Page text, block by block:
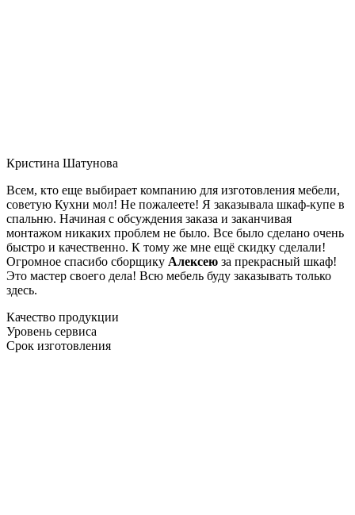
Кристина Шатунова
Всем, кто еще выбирает компанию для изготовления мебели,
советую Кухни мол! Не пожалеете! Я заказывала шкаф-купе в
спальню. Начиная с обсуждения заказа и заканчивая
монтажом никаких проблем не было. Все было сделано очень
быстро и качественно. К тому же мне ещё скидку сделали!
Огромное спасибо сборщику Алексею за прекрасный шкаф!
Это мастер своего дела! Всю мебель буду заказывать только
здесь.
Качество продукции
Уровень сервиса
Срок изготовления